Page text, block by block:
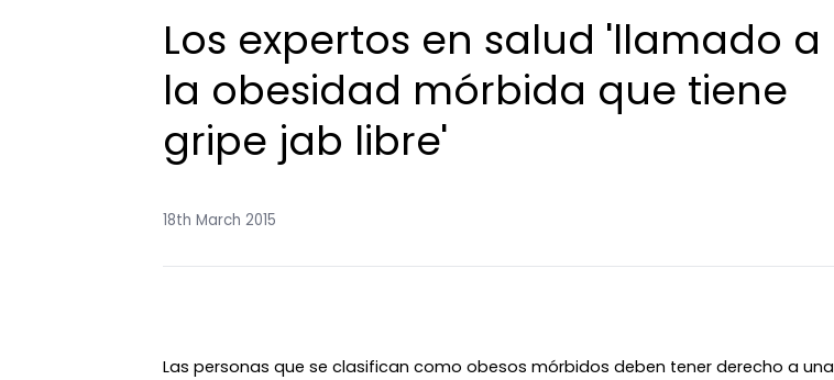
Los expertos en salud 'llamado a
la obesidad mórbida que tiene
gripe jab libre'
18th March 2015
Las personas que se clasifican como obesos mórbidos deben tener derecho a una